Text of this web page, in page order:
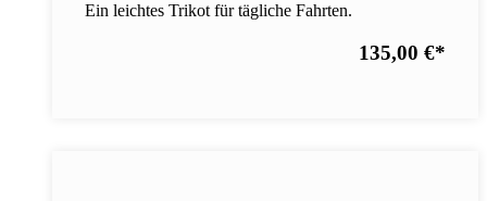
Ein leichtes Trikot für tägliche Fahrten.
135,00 €*